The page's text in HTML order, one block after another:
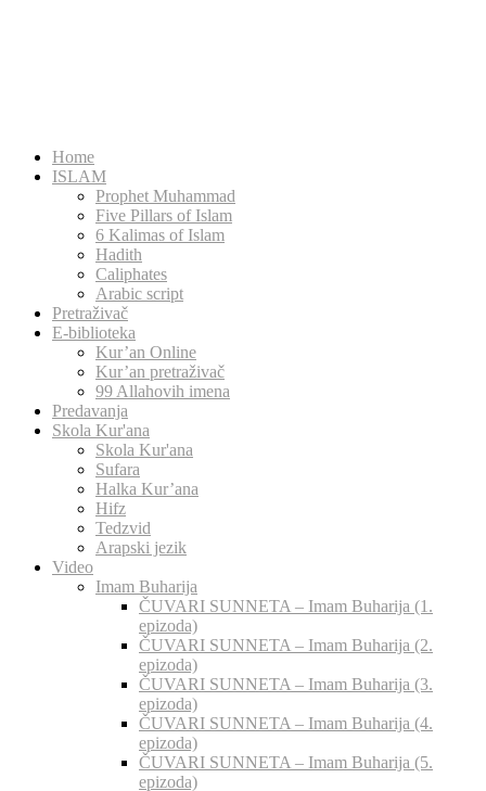
Home
ISLAM
Prophet Muhammad
Five Pillars of Islam
6 Kalimas of Islam
Hadith
Caliphates
Arabic script
Pretraživač
E-biblioteka
Kur’an Online
Kur’an pretraživač
99 Allahovih imena
Predavanja
Skola Kur'ana
Skola Kur'ana
Sufara
Halka Kur’ana
Hifz
Tedzvid
Arapski jezik
Video
Imam Buharija
ČUVARI SUNNETA – Imam Buharija (1.
epizoda)
ČUVARI SUNNETA – Imam Buharija (2.
epizoda)
ČUVARI SUNNETA – Imam Buharija (3.
epizoda)
ČUVARI SUNNETA – Imam Buharija (4.
epizoda)
ČUVARI SUNNETA – Imam Buharija (5.
epizoda)